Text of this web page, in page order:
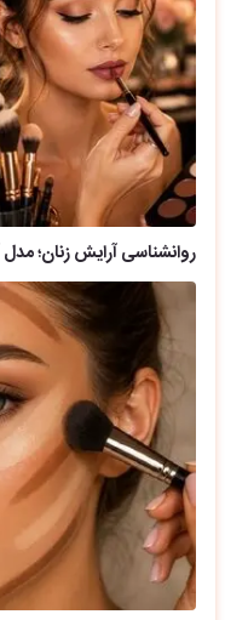
روانشناسی آرایش زنان؛